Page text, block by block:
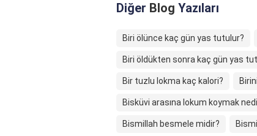
Diğer Blog Yazıları
Biri ölünce kaç gün yas tutulur?
Biri öldükten sonra kaç gün yas
Bir tuzlu lokma kaç kalori?
Bisküvi arasına lokum koymak
Bismillah besmele midir?